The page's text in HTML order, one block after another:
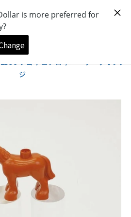
LEGO レゴ デュプロ ポニー ダークオレン
ジ